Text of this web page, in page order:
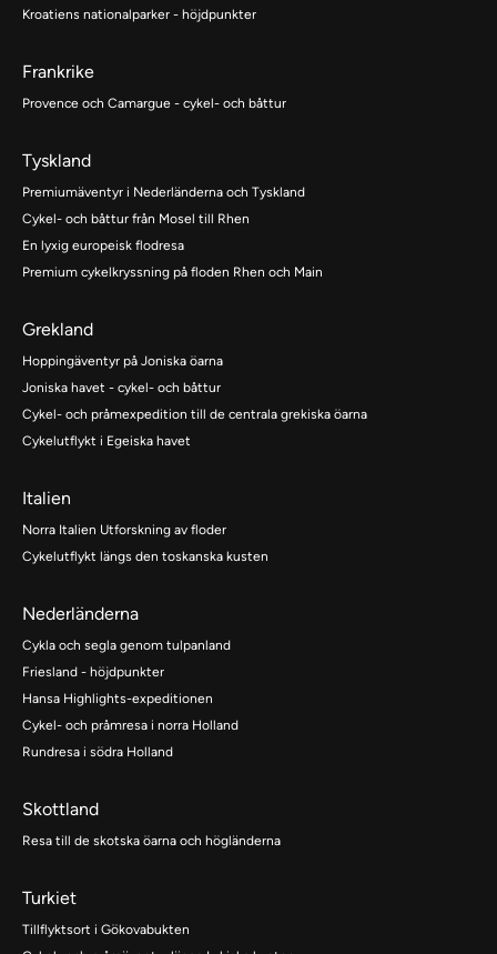
Kroatiens nationalparker - höjdpunkter
Frankrike
Provence och Camargue - cykel- och båttur
Tyskland
Premiumäventyr i Nederländerna och Tyskland
Cykel- och båttur från Mosel till Rhen
En lyxig europeisk flodresa
Premium cykelkryssning på floden Rhen och Main
Grekland
Hoppingäventyr på Joniska öarna
Joniska havet - cykel- och båttur
Cykel- och pråmexpedition till de centrala grekiska öarna
Cykelutflykt i Egeiska havet
Italien
Norra Italien Utforskning av floder
Cykelutflykt längs den toskanska kusten
Nederländerna
Cykla och segla genom tulpanland
Friesland - höjdpunkter
Hansa Highlights-expeditionen
Cykel- och pråmresa i norra Holland
Rundresa i södra Holland
Skottland
Resa till de skotska öarna och högländerna
Turkiet
Tillflyktsort i Gökovabukten